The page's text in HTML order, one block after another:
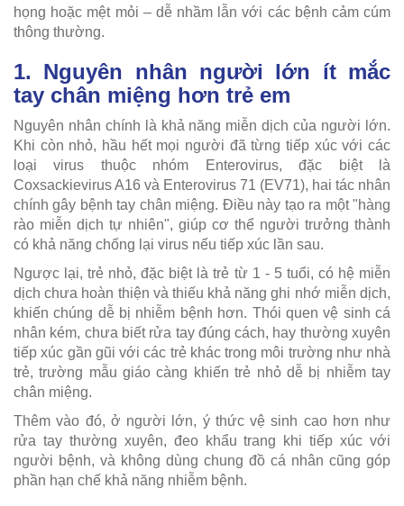
họng hoặc mệt mỏi – dễ nhầm lẫn với các bệnh cảm cúm
thông thường.
1. Nguyên nhân người lớn ít mắc
tay chân miệng hơn trẻ em
Nguyên nhân chính là khả năng miễn dịch của người lớn.
Khi còn nhỏ, hầu hết mọi người đã từng tiếp xúc với các
loại virus thuộc nhóm Enterovirus, đặc biệt là
Coxsackievirus A16 và Enterovirus 71 (EV71), hai tác nhân
chính gây bệnh tay chân miệng. Điều này tạo ra một "hàng
rào miễn dịch tự nhiên", giúp cơ thể người trưởng thành
có khả năng chống lại virus nếu tiếp xúc lần sau.
Ngược lại, trẻ nhỏ, đặc biệt là trẻ từ 1 - 5 tuổi, có hệ miễn
dịch chưa hoàn thiện và thiếu khả năng ghi nhớ miễn dịch,
khiến chúng dễ bị nhiễm bệnh hơn. Thói quen vệ sinh cá
nhân kém, chưa biết rửa tay đúng cách, hay thường xuyên
tiếp xúc gần gũi với các trẻ khác trong môi trường như nhà
trẻ, trường mẫu giáo càng khiến trẻ nhỏ dễ bị nhiễm tay
chân miệng.
Thêm vào đó, ở người lớn, ý thức vệ sinh cao hơn như
rửa tay thường xuyên, đeo khẩu trang khi tiếp xúc với
người bệnh, và không dùng chung đồ cá nhân cũng góp
phần hạn chế khả năng nhiễm bệnh.